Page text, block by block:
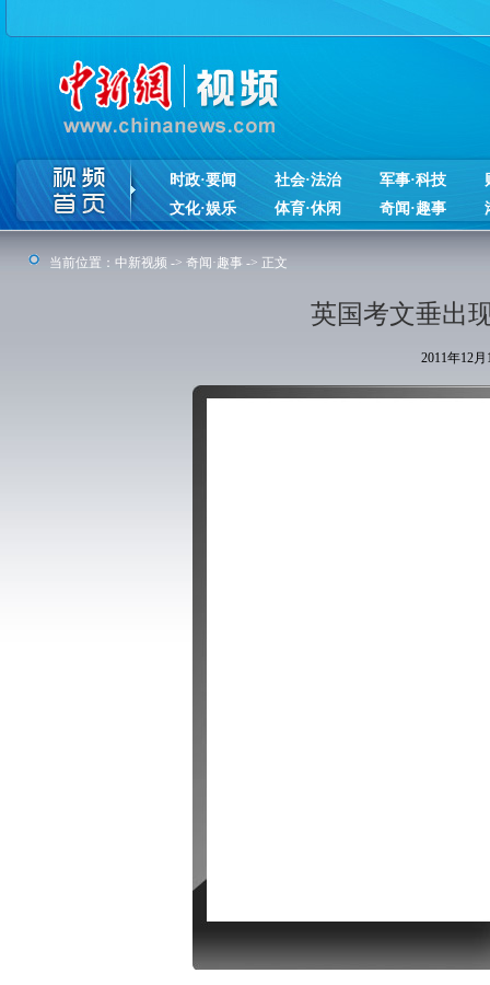
时政·要闻 社会·法治 军事·科技
文化·娱乐
体育·休闲 奇闻·趣事
当前位置： 中新视频 -> 奇闻·趣事 -> 正文
英国考文垂出
2011年12